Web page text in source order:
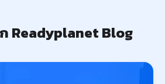
ก Readyplanet Blog